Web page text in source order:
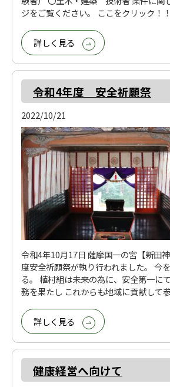
ジをご覧ください。 ここをクリック！！
詳しく見る
令和4年度 安全祈願祭
2022/10/21
令和4年10月17日 薩摩国一の宮【新田
度安全祈願祭が執り行われました。 今
る。 植村組は未来の為に、安全第一に
務を果たし これからも地域に貢献して参
詳しく見る
健康経営へ向けて